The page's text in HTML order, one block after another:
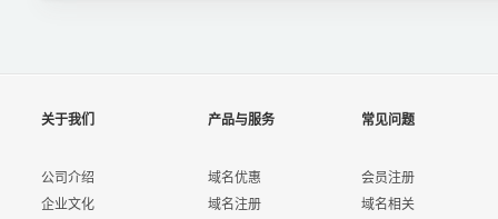
关于我们
公司介绍
企业文化
产品与服务
域名优惠
域名注册
常见问题
会员注册
域名相关